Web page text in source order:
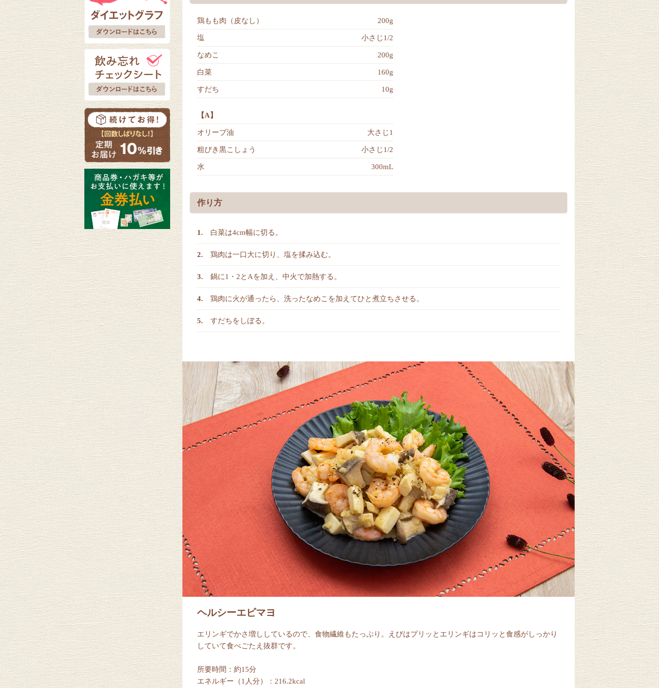
鶏もも肉（皮なし） 200g
塩 小さじ1/2
なめこ 200g
白菜 160g
すだち 10g
【A】
オリーブ油 大さじ1
粗びき黒こしょう 小さじ1/2
水 300mL
作り方
白菜は4cm幅に切る。
鶏肉は一口大に切り、塩を揉み込む。
鍋に1・2とAを加え、中火で加熱する。
鶏肉に火が通ったら、洗ったなめこを加えてひと煮立ちさせる。
すだちをしぼる。
ヘルシーエビマヨ
エリンギでかさ増ししているので、食物繊維もたっぷり。えびはプリッとエリンギはコリッと食感がしっかり
していて食べごたえ抜群です。
所要時間：約15分
エネルギー（1人分）：216.2kcal